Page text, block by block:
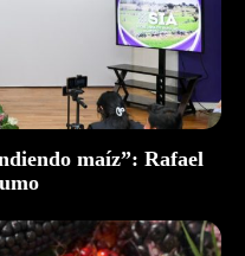
maíz”: Rafael